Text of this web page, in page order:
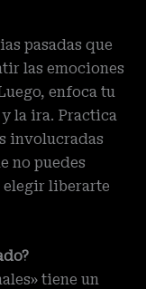
pasadas que
las emociones
enfoca tu
la ira. Practica
involucradas
no puedes
elegir liberarte
tiene un